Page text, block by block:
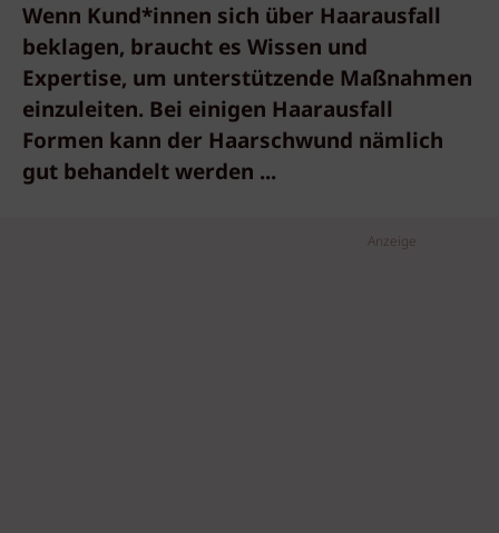
Wenn Kund*innen sich über Haarausfall
beklagen, braucht es Wissen und
Expertise, um unterstützende Maßnahmen
einzuleiten. Bei einigen Haarausfall
Formen kann der Haarschwund nämlich
gut behandelt werden ...
Anzeige